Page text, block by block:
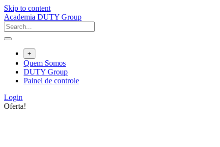
Skip to content
Academia DUTY Group
+
Quem Somos
DUTY Group
Painel de controle
Login
Oferta!